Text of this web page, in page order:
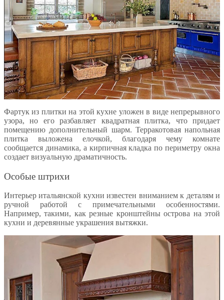
Фартук из плитки на этой кухне уложен в виде непрерывного
узора, но его разбавляет квадратная плитка, что придает
помещению дополнительный шарм. Терракотовая напольная
плитка выложена елочкой, благодаря чему комнате
сообщается динамика, а кирпичная кладка по периметру окна
создает визуальную драматичность.
Особые штрихи
Интерьер итальянской кухни известен вниманием к деталям и
ручной работой с примечательными особенностями.
Например, такими, как резные кронштейны острова на этой
кухни и деревянные украшения вытяжки.